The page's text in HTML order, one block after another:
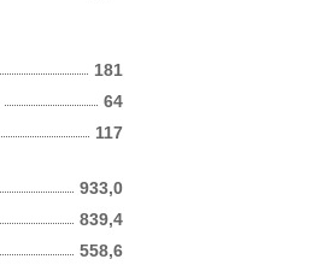
181
117
64
933,0
839,4
558,6